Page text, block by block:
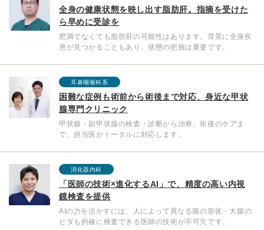
全身の健康状態を映し出す脂肪肝。指摘を受けた
ら早めに受診を
肥満でなくても脂肪肝の可能性はあります。背景に全身疾
患が見つかることもあり、状態の把握は重要です。
耳鼻咽喉科系
困難な症例も術前から術後まで対応、身近な甲状
腺専門クリニック
甲状腺・副甲状腺の検査・診断から治療、術後のケアま
で、担当医がトータルに対応します。
消化器内科
「医師の技術×進化するAI」で、精度の高い内視
鏡検査を提供
AIの力を活かすには、人によって異なる腸の形状・大腸の
ヒダも的確に検査できる医師の技術が不可欠です。